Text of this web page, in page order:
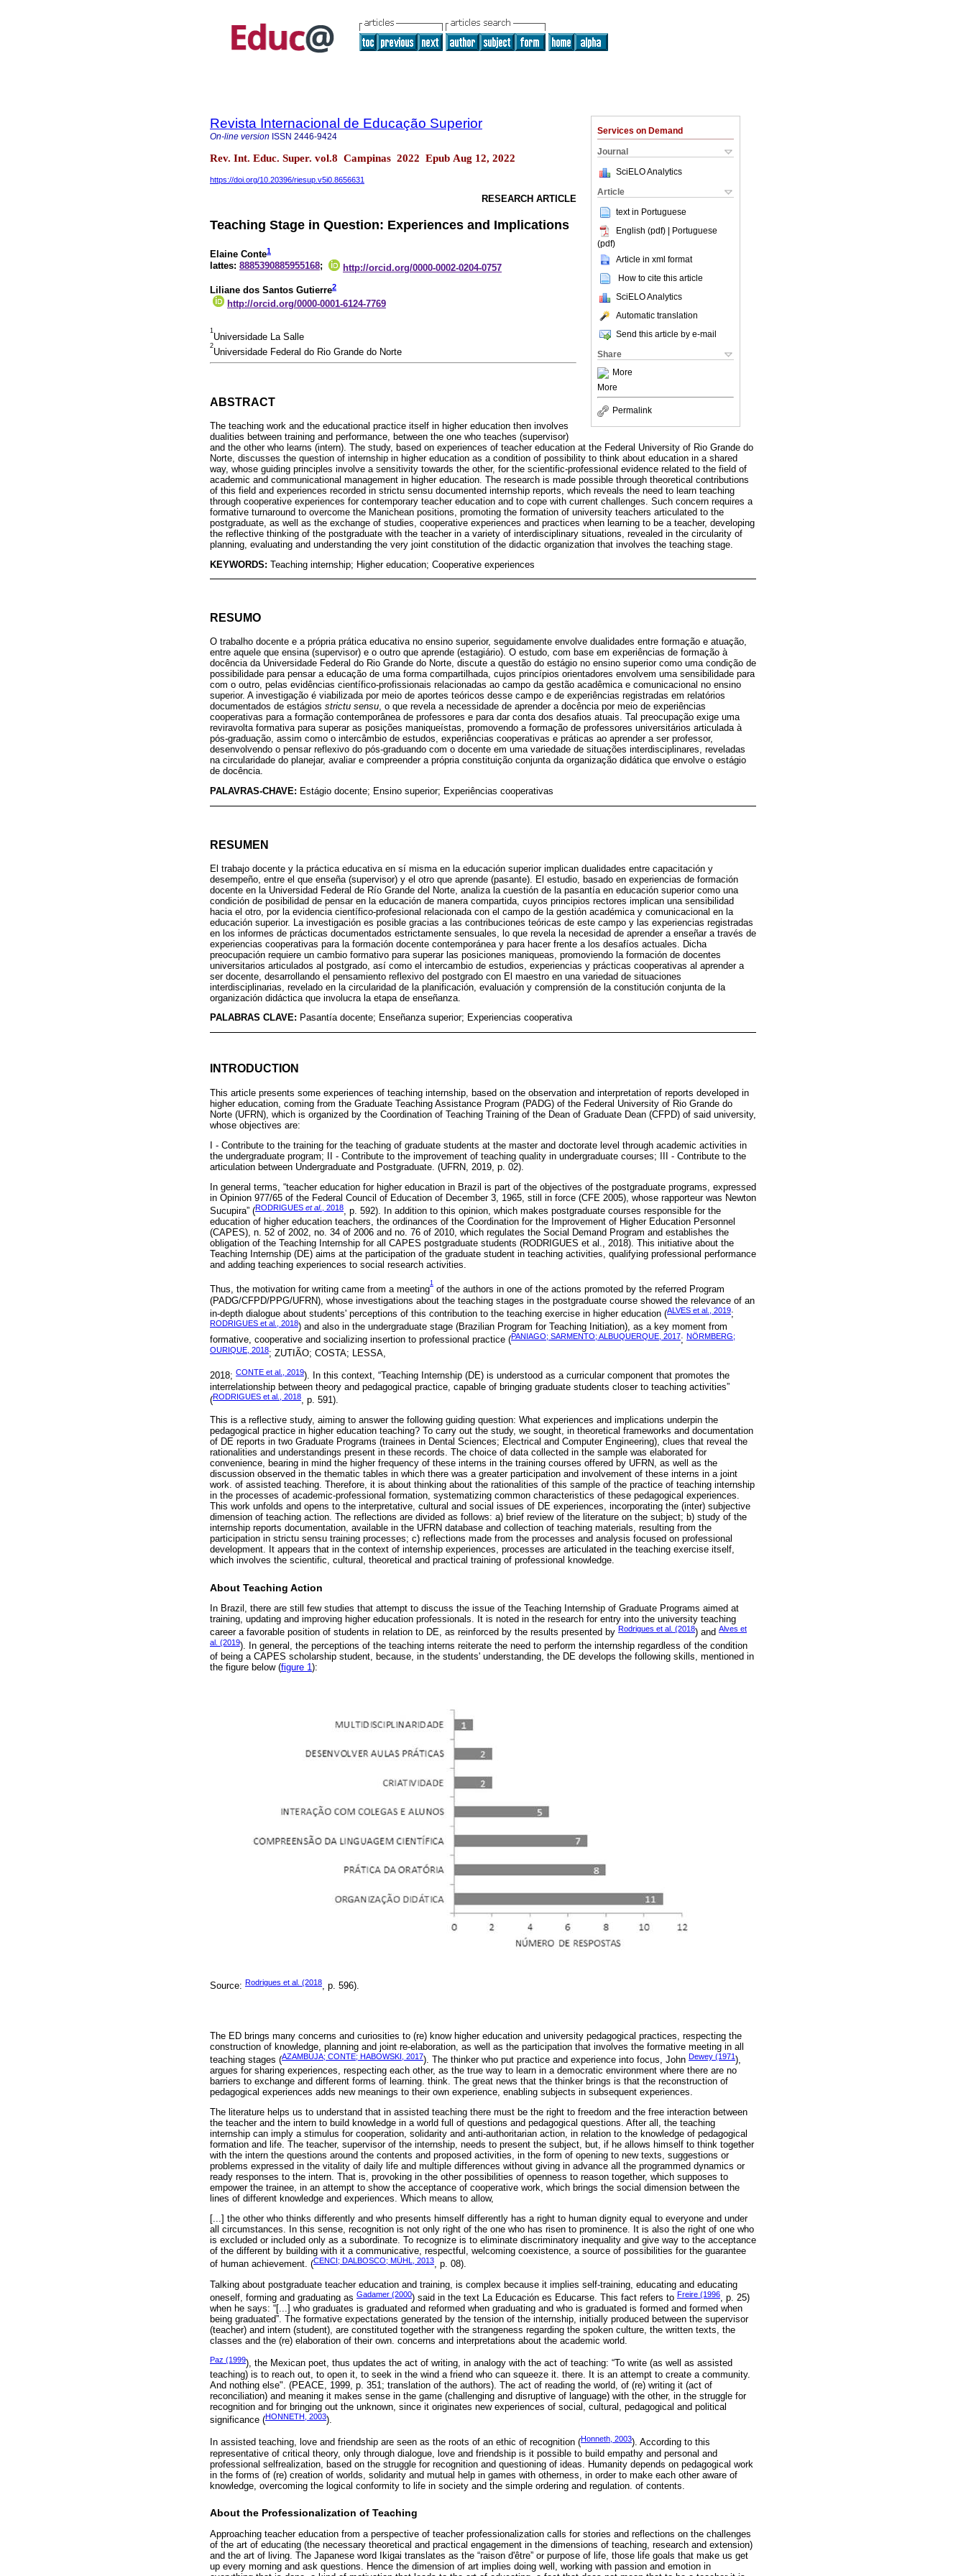
Services on Demand
Journal
SciELO Analytics
Article
text in Portuguese
English (pdf) | Portuguese
(pdf)
Article in xml format
How to cite this article
SciELO Analytics
Automatic translation
Send this article by e-mail
Share
More
More
Permalink
Revista Internacional de Educação Superior
On-line version ISSN 2446-9424
Rev. Int. Educ. Super. vol.8 Campinas 2022 Epub Aug 12, 2022
https://doi.org/10.20396/riesup.v5i0.8656631
RESEARCH ARTICLE
Teaching Stage in Question: Experiences and Implications
Elaine Conte1
lattes: 8885390885955168; http://orcid.org/0000-0002-0204-0757
Liliane dos Santos Gutierre2
http://orcid.org/0000-0001-6124-7769
1
Universidade La Salle
2
Universidade Federal do Rio Grande do Norte
ABSTRACT
The teaching work and the educational practice itself in higher education then involves
dualities between training and performance, between the one who teaches (supervisor)
and the other who learns (intern). The study, based on experiences of teacher education at the Federal University of Rio Grande do
Norte, discusses the question of internship in higher education as a condition of possibility to think about education in a shared
way, whose guiding principles involve a sensitivity towards the other, for the scientific-professional evidence related to the field of
academic and communicational management in higher education. The research is made possible through theoretical contributions
of this field and experiences recorded in strictu sensu documented internship reports, which reveals the need to learn teaching
through cooperative experiences for contemporary teacher education and to cope with current challenges. Such concern requires a
formative turnaround to overcome the Manichean positions, promoting the formation of university teachers articulated to the
postgraduate, as well as the exchange of studies, cooperative experiences and practices when learning to be a teacher, developing
the reflective thinking of the postgraduate with the teacher in a variety of interdisciplinary situations, revealed in the circularity of
planning, evaluating and understanding the very joint constitution of the didactic organization that involves the teaching stage.
KEYWORDS: Teaching internship; Higher education; Cooperative experiences
RESUMO
O trabalho docente e a própria prática educativa no ensino superior, seguidamente envolve dualidades entre formação e atuação,
entre aquele que ensina (supervisor) e o outro que aprende (estagiário). O estudo, com base em experiências de formação à
docência da Universidade Federal do Rio Grande do Norte, discute a questão do estágio no ensino superior como uma condição de
possibilidade para pensar a educação de uma forma compartilhada, cujos princípios orientadores envolvem uma sensibilidade para
com o outro, pelas evidências científico-profissionais relacionadas ao campo da gestão acadêmica e comunicacional no ensino
superior. A investigação é viabilizada por meio de aportes teóricos desse campo e de experiências registradas em relatórios
documentados de estágios strictu sensu, o que revela a necessidade de aprender a docência por meio de experiências
cooperativas para a formação contemporânea de professores e para dar conta dos desafios atuais. Tal preocupação exige uma
reviravolta formativa para superar as posições maniqueístas, promovendo a formação de professores universitários articulada à
pós-graduação, assim como o intercâmbio de estudos, experiências cooperativas e práticas ao aprender a ser professor,
desenvolvendo o pensar reflexivo do pós-graduando com o docente em uma variedade de situações interdisciplinares, reveladas
na circularidade do planejar, avaliar e compreender a própria constituição conjunta da organização didática que envolve o estágio
de docência.
PALAVRAS-CHAVE: Estágio docente; Ensino superior; Experiências cooperativas
RESUMEN
El trabajo docente y la práctica educativa en sí misma en la educación superior implican dualidades entre capacitación y
desempeño, entre el que enseña (supervisor) y el otro que aprende (pasante). El estudio, basado en experiencias de formación
docente en la Universidad Federal de Río Grande del Norte, analiza la cuestión de la pasantía en educación superior como una
condición de posibilidad de pensar en la educación de manera compartida, cuyos principios rectores implican una sensibilidad
hacia el otro, por la evidencia científico-profesional relacionada con el campo de la gestión académica y comunicacional en la
educación superior. La investigación es posible gracias a las contribuciones teóricas de este campo y las experiencias registradas
en los informes de prácticas documentados estrictamente sensuales, lo que revela la necesidad de aprender a enseñar a través de
experiencias cooperativas para la formación docente contemporánea y para hacer frente a los desafíos actuales. Dicha
preocupación requiere un cambio formativo para superar las posiciones maniqueas, promoviendo la formación de docentes
universitarios articulados al postgrado, así como el intercambio de estudios, experiencias y prácticas cooperativas al aprender a
ser docente, desarrollando el pensamiento reflexivo del postgrado con El maestro en una variedad de situaciones
interdisciplinarias, revelado en la circularidad de la planificación, evaluación y comprensión de la constitución conjunta de la
organización didáctica que involucra la etapa de enseñanza.
PALABRAS CLAVE: Pasantía docente; Enseñanza superior; Experiencias cooperativa
INTRODUCTION
This article presents some experiences of teaching internship, based on the observation and interpretation of reports developed in
higher education, coming from the Graduate Teaching Assistance Program (PADG) of the Federal University of Rio Grande do
Norte (UFRN), which is organized by the Coordination of Teaching Training of the Dean of Graduate Dean (CFPD) of said university,
whose objectives are:
I - Contribute to the training for the teaching of graduate students at the master and doctorate level through academic activities in
the undergraduate program; II - Contribute to the improvement of teaching quality in undergraduate courses; III - Contribute to the
articulation between Undergraduate and Postgraduate. (UFRN, 2019, p. 02).
In general terms, “teacher education for higher education in Brazil is part of the objectives of the postgraduate programs, expressed
in Opinion 977/65 of the Federal Council of Education of December 3, 1965, still in force (CFE 2005), whose rapporteur was Newton
Sucupira” (RODRIGUES et al., 2018, p. 592). In addition to this opinion, which makes postgraduate courses responsible for the
education of higher education teachers, the ordinances of the Coordination for the Improvement of Higher Education Personnel
(CAPES), n. 52 of 2002, no. 34 of 2006 and no. 76 of 2010, which regulates the Social Demand Program and establishes the
obligation of the Teaching Internship for all CAPES postgraduate students (RODRIGUES et al., 2018). This initiative about the
Teaching Internship (DE) aims at the participation of the graduate student in teaching activities, qualifying professional performance
and adding teaching experiences to social research activities.
Thus, the motivation for writing came from a meeting
1
of the authors in one of the actions promoted by the referred Program
(PADG/CFPD/PPG/UFRN), whose investigations about the teaching stages in the postgraduate course showed the relevance of an
in-depth dialogue about students' perceptions of this contribution to the teaching exercise in higher education (ALVES et al., 2019;
RODRIGUES et al., 2018) and also in the undergraduate stage (Brazilian Program for Teaching Initiation), as a key moment from
formative, cooperative and socializing insertion to professional practice (PANIAGO; SARMENTO; ALBUQUERQUE, 2017; NÖRMBERG;
OURIQUE, 2018; ZUTIÃO; COSTA; LESSA,
2018; CONTE et al., 2019). In this context, “Teaching Internship (DE) is understood as a curricular component that promotes the
interrelationship between theory and pedagogical practice, capable of bringing graduate students closer to teaching activities”
(RODRIGUES et al., 2018, p. 591).
This is a reflective study, aiming to answer the following guiding question: What experiences and implications underpin the
pedagogical practice in higher education teaching? To carry out the study, we sought, in theoretical frameworks and documentation
of DE reports in two Graduate Programs (trainees in Dental Sciences; Electrical and Computer Engineering), clues that reveal the
rationalities and understandings present in these records. The choice of data collected in the sample was elaborated for
convenience, bearing in mind the higher frequency of these interns in the training courses offered by UFRN, as well as the
discussion observed in the thematic tables in which there was a greater participation and involvement of these interns in a joint
work. of assisted teaching. Therefore, it is about thinking about the rationalities of this sample of the practice of teaching internship
in the processes of academic-professional formation, systematizing common characteristics of these pedagogical experiences.
This work unfolds and opens to the interpretative, cultural and social issues of DE experiences, incorporating the (inter) subjective
dimension of teaching action. The reflections are divided as follows: a) brief review of the literature on the subject; b) study of the
internship reports documentation, available in the UFRN database and collection of teaching materials, resulting from the
participation in strictu sensu training processes; c) reflections made from the processes and analysis focused on professional
development. It appears that in the context of internship experiences, processes are articulated in the teaching exercise itself,
which involves the scientific, cultural, theoretical and practical training of professional knowledge.
About Teaching Action
In Brazil, there are still few studies that attempt to discuss the issue of the Teaching Internship of Graduate Programs aimed at
training, updating and improving higher education professionals. It is noted in the research for entry into the university teaching
career a favorable position of students in relation to DE, as reinforced by the results presented by Rodrigues et al. (2018) and Alves et
al. (2019). In general, the perceptions of the teaching interns reiterate the need to perform the internship regardless of the condition
of being a CAPES scholarship student, because, in the students' understanding, the DE develops the following skills, mentioned in
the figure below (figure 1):
Source: Rodrigues et al. (2018 , p. 596).
The ED brings many concerns and curiosities to (re) know higher education and university pedagogical practices, respecting the
construction of knowledge, planning and joint re-elaboration, as well as the participation that involves the formative meeting in all
teaching stages (AZAMBUJA; CONTE; HABOWSKI, 2017). The thinker who put practice and experience into focus, John Dewey (1971),
argues for sharing experiences, respecting each other, as the true way to learn in a democratic environment where there are no
barriers to exchange and different forms of learning. think. The great news that the thinker brings is that the reconstruction of
pedagogical experiences adds new meanings to their own experience, enabling subjects in subsequent experiences.
The literature helps us to understand that in assisted teaching there must be the right to freedom and the free interaction between
the teacher and the intern to build knowledge in a world full of questions and pedagogical questions. After all, the teaching
internship can imply a stimulus for cooperation, solidarity and anti-authoritarian action, in relation to the knowledge of pedagogical
formation and life. The teacher, supervisor of the internship, needs to present the subject, but, if he allows himself to think together
with the intern the questions around the contents and proposed activities, in the form of opening to new texts, suggestions or
problems expressed in the vitality of daily life and multiple differences without giving in advance all the programmed dynamics or
ready responses to the intern. That is, provoking in the other possibilities of openness to reason together, which supposes to
empower the trainee, in an attempt to show the acceptance of cooperative work, which brings the social dimension between the
lines of different knowledge and experiences. Which means to allow,
[...] the other who thinks differently and who presents himself differently has a right to human dignity equal to everyone and under
all circumstances. In this sense, recognition is not only right of the one who has risen to prominence. It is also the right of one who
is excluded or included only as a subordinate. To recognize is to eliminate discriminatory inequality and give way to the acceptance
of the different by building with it a communicative, respectful, welcoming coexistence, a source of possibilities for the guarantee
of human achievement. (CENCI; DALBOSCO; MÜHL, 2013, p. 08).
Talking about postgraduate teacher education and training, is complex because it implies self-training, educating and educating
oneself, forming and graduating as Gadamer (2000) said in the text La Educación es Educarse. This fact refers to Freire (1996, p. 25)
when he says: “[...] who graduates is graduated and reformed when graduating and who is graduated is formed and formed when
being graduated”. The formative expectations generated by the tension of the internship, initially produced between the supervisor
(teacher) and intern (student), are constituted together with the strangeness regarding the spoken culture, the written texts, the
classes and the (re) elaboration of their own. concerns and interpretations about the academic world.
Paz (1999), the Mexican poet, thus updates the act of writing, in analogy with the act of teaching: “To write (as well as assisted
teaching) is to reach out, to open it, to seek in the wind a friend who can squeeze it. there. It is an attempt to create a community.
And nothing else". (PEACE, 1999, p. 351; translation of the authors). The act of reading the world, of (re) writing it (act of
reconciliation) and meaning it makes sense in the game (challenging and disruptive of language) with the other, in the struggle for
recognition and for bringing out the unknown, since it originates new experiences of social, cultural, pedagogical and political
significance (HONNETH, 2003).
In assisted teaching, love and friendship are seen as the roots of an ethic of recognition (Honneth, 2003). According to this
representative of critical theory, only through dialogue, love and friendship is it possible to build empathy and personal and
professional selfrealization, based on the struggle for recognition and questioning of ideas. Humanity depends on pedagogical work
in the forms of (re) creation of worlds, solidarity and mutual help in games with otherness, in order to make each other aware of
knowledge, overcoming the logical conformity to life in society and the simple ordering and regulation. of contents.
About the Professionalization of Teaching
Approaching teacher education from a perspective of teacher professionalization calls for stories and reflections on the challenges
of the art of educating (the necessary theoretical and practical engagement in the dimensions of teaching, research and extension)
and the art of living. The Japanese word Ikigai translates as the “raison d'être” or purpose of life, those life goals that make us get
up every morning and ask questions. Hence the dimension of art implies doing well, working with passion and emotion in